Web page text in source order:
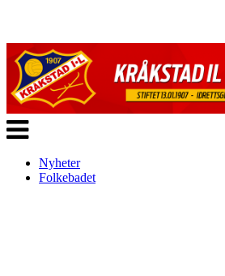
Veksle
navigasjon
Nyheter
Folkebadet